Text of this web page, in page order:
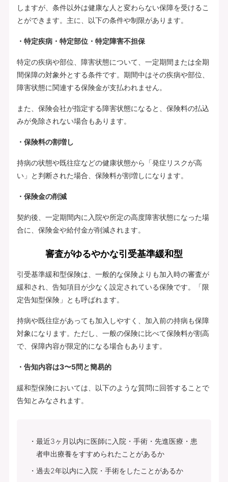
しますが、条件以外は健康な人と変わらない保障を受けるこ
とができます。主に、以下の条件や制限があります。
・特定疾病・特定部位・特定障害不担保
特定の疾病や部位、障害状態について、一定期間または全期
間保障の対象外とする条件です。期間中はその疾病や部位、
障害状態に関連する保険金が支払われません。
また、保険会社が指定する障害状態になると、保険料の払込
みが免除されない場合もあります。
・保険料の割増し
持病の状態や既往症などの健康状態から「発症リスクが高
い」と判断された場合、保険料が割増しになります。
・保険金の削減
契約後、一定期間内に入院や所定の高度障害状態になった場
合に、保険金や給付金が削減されます。
審査がゆるやかな引受基準緩和型
引受基準緩和型保険は、一般的な保険よりも加入時の審査が
緩和され、告知項目が少なく設定されている保険です。「限
定告知型保険」とも呼ばれます。
持病や既往症があっても加入しやすく、加入前の持病も保障
対象になります。ただし、一般の保険に比べて保険料が割高
で、保障内容が限定的になる場合もあります。
・告知内容は3〜5問と簡易的
緩和型保険においては、以下のような質問に回答することで
告知とみなされます。
最近3ヶ月以内に医師に入院・手術・先進医療・患
者申出療養をすすめられたことがあるか
過去2年以内に入院・手術をしたことがあるか